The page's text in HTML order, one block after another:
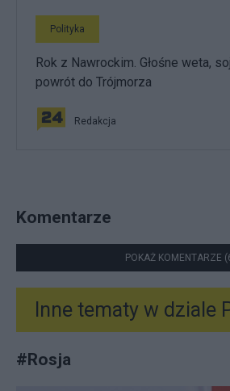
Polityka
Rok z Nawrockim. Głośne weta,
powrót do Trójmorza
Redakcja
Komentarze
POKAŻ KOMENTARZE
Inne tematy w dziale
#Rosja